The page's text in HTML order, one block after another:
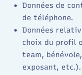
Données de
de téléphone.
Données
choix du profil
team,
exposant, etc.).